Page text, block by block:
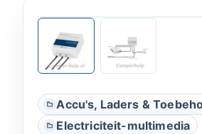
Accu's, Laders &
Electriciteit-multimedia